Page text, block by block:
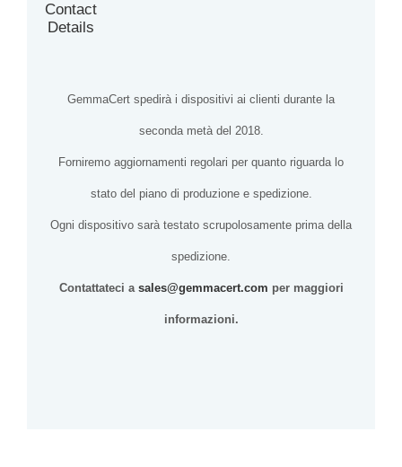
Contact
Details
GemmaCert spedirà i dispositivi ai clienti durante la
seconda metà del 2018.
Forniremo aggiornamenti regolari per quanto riguarda lo
stato del piano di produzione e spedizione.
Ogni dispositivo sarà testato scrupolosamente prima della
spedizione.
Contattateci a sales@gemmacert.com per maggiori
informazioni.